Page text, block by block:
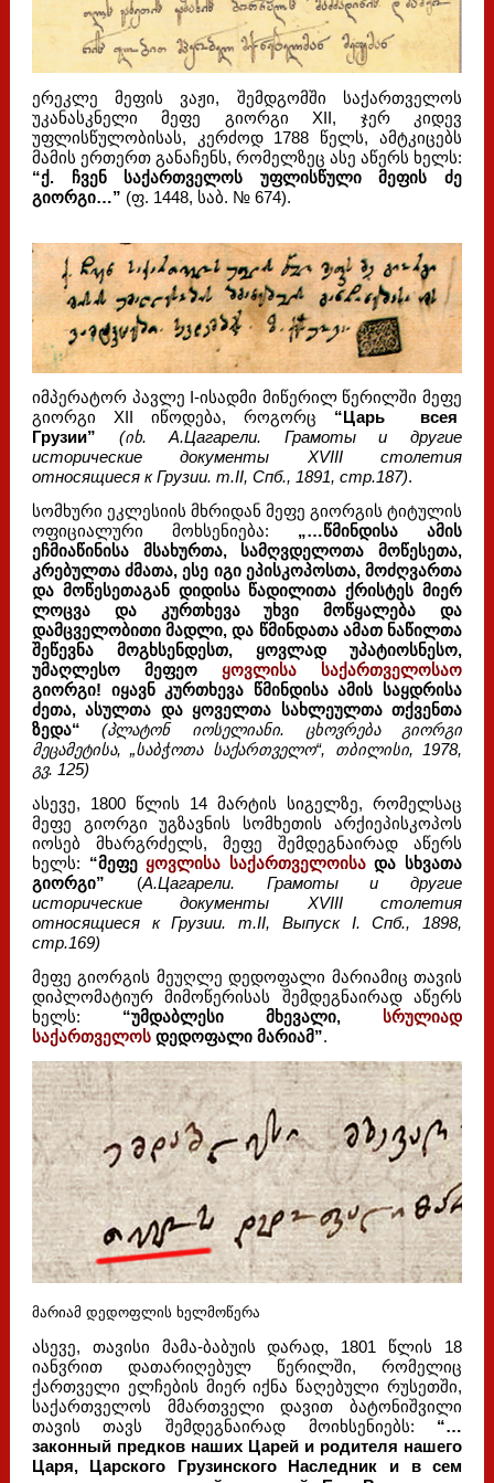
ერეკლე მეფის ვაჟი, შემდგომში საქართველოს
უკანასკნელი მეფე გიორგი XII, ჯერ კიდევ
უფლისწულობისას, კერძოდ 1788 წელს, ამტკიცებს
მამის ერთერთ განაჩენს, რომელზეც ასე აწერს ხელს:
“ქ. ჩვენ საქართველოს უფლისწული მეფის ძე
გიორგი…” (ფ. 1448, საბ. № 674).
იმპერატორ პავლე I-ისადმი მიწერილ წერილში მეფე
გიორგი XII იწოდება, როგორც “Царь всея
Грузии” (იხ. А.Цагарели. Грамоты и другие
исторические документы XVIII столетия
относящиеся к Грузии. т.II, Спб., 1891, стр.187).
სომხური ეკლესიის მხრიდან მეფე გიორგის ტიტულის
ოფიციალური მოხსენიება: „…წმინდისა ამის
ეჩმიაწინისა მსახურთა, სამღვდელოთა მოწესეთა,
კრებულთა ძმათა, ესე იგი ეპისკოპოსთა, მოძღვართა
და მოწესეთაგან დიდისა წადილითა ქრისტეს მიერ
ლოცვა და კურთხევა უხვი მოწყალება და
დამცველობითი მადლი, და წმინდათა ამათ ნაწილთა
შეწევნა მოგხსენდესთ, ყოვლად უპატიოსნესო,
უმაღლესო მეფეო ყოვლისა საქართველოსაო
გიორგი! იყავნ კურთხევა წმინდისა ამის საყდრისა
ძეთა, ასულთა და ყოველთა სახლეულთა თქვენთა
ზედა“
(პლატონ იოსელიანი. ცხოვრება გიორგი
მეცამეტისა, „საბჭოთა საქართველო“, თბილისი, 1978,
გვ. 125)
ასევე, 1800 წლის 14 მარტის სიგელზე, რომელსაც
მეფე გიორგი უგზავნის სომხეთის არქიეპისკოპოს
იოსებ მხარგრძელს, მეფე შემდეგნაირად აწერს
ხელს: “მეფე ყოვლისა საქართველოისადა სხვათა
გიორგი” (А.Цагарели. Грамоты и другие
исторические документы XVIII столетия
относящиеся к Грузии. т.II, Выпуск I. Спб., 1898,
стр.169)
მეფე გიორგის მეუღლე დედოფალი მარიამიც თავის
დიპლომატიურ მიმოწერისას შემდეგნაირად აწერს
ხელს: “უმდაბლესი მხევალი, სრულიად
საქართველოსდედოფალი მარიამ”.
მარიამ დედოფლის ხელმოწერა
ასევე, თავისი მამა-ბაბუის დარად, 1801 წლის 18
იანვრით დათარიღებულ წერილში, რომელიც
ქართველი ელჩების მიერ იქნა წაღებული რუსეთში,
საქართველოს მმართველი დავით ბატონიშვილი
თავის თავს შემდეგნაირად მოიხსენიებს: “…
законный предков наших Царей и родителя нашего
Царя, Царского Грузинского Наследник и в сем